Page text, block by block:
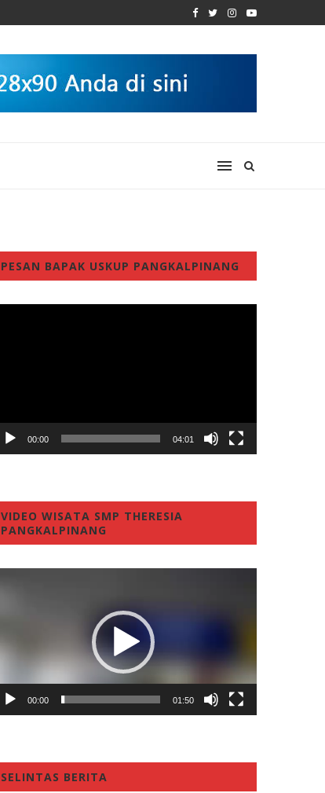
PESAN BAPAK USKUP PANGKALPINANG
00:00 04:01
VIDEO WISATA SMP THERESIA
PANGKALPINANG
00:00 01:50
SELINTAS BERITA